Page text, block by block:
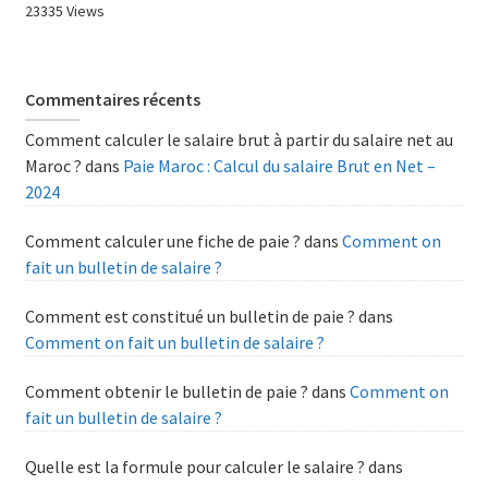
23335 Views
Commentaires récents
Comment calculer le salaire brut à partir du salaire net au
Maroc ? dans Paie Maroc : Calcul du salaire Brut en Net –
2024
Comment calculer une fiche de paie ? dans Comment on
fait un bulletin de salaire ?
Comment est constitué un bulletin de paie ? dans
Comment on fait un bulletin de salaire ?
Comment obtenir le bulletin de paie ? dans Comment on
fait un bulletin de salaire ?
Quelle est la formule pour calculer le salaire ? dans